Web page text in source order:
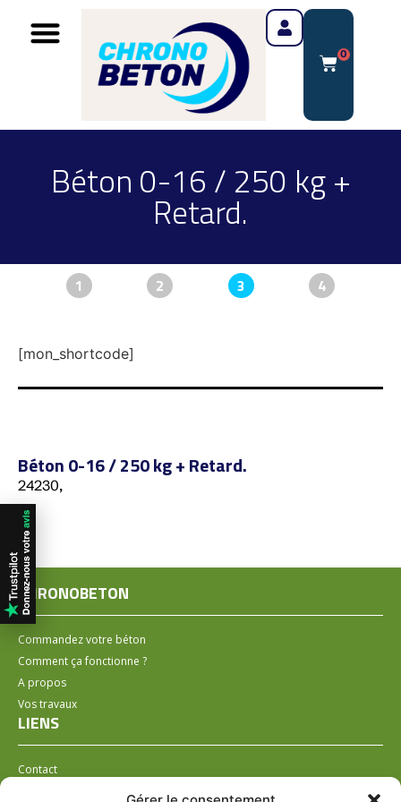
0
Béton 0-16 / 250 kg +
Retard.
1 2 3 4
[mon_shortcode]
Béton 0-16 / 250 kg + Retard.
24230,
CHRONOBETON
Commandez votre béton
Comment ça fonctionne ?
A propos
Vos travaux
LIENS
Contact